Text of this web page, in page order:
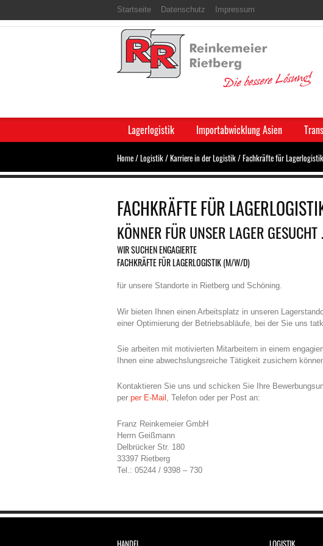
Startseite Datenschutz Impressum
Lagerlogistik Importabwicklung Asien
Home/Logistik/Karriere in der Logistik/Fachkräfte für
FACHKRÄFTE FÜR
KÖNNER FÜR UNSER LAGER
WIR SUCHEN ENGAGIERTE
FACHKRÄFTE FÜR LAGERLOGISTIK (M/W/D)
für unsere Standorte in Rietberg und Schöning.
Wir bieten Ihnen einen Arbeitsplatz in unseren
einer Optimierung der Betriebsabläufe, bei der Sie uns
Sie arbeiten mit motivierten Mitarbeitern in einem
Ihnen eine abwechslungsreiche Tätigkeit zusichern
Kontaktieren Sie uns und schicken Sie Ihre
per per E-Mail , Telefon oder per Post an:
Franz Reinkemeier GmbH
Herrn Geißmann
Delbrücker Str. 180
33397 Rietberg
Tel.: 05244 / 9398 – 730
HANDEL LOGISTIK